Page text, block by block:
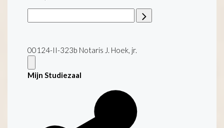
00124-II-323b Notaris J. Hoek, jr.
Mijn Studiezaal